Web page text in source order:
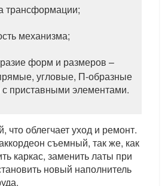
трансформации;
механизма;
форм и размеров –
угловые, П-образные
с приставными элементами.
что облегчает уход и ремонт.
съемный, так же, как
каркас, заменить латы при
новый наполнитель